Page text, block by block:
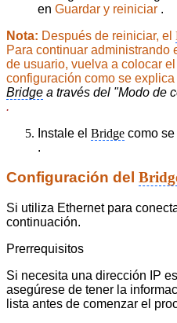
en Guardar y reiniciar .
Nota: Después de reiniciar, el
Para continuar administrando
de usuario, vuelva a colocar el
configuración como se explica
Bridge a través del "Modo de
.
Instale el Bridge como
.
Configuración del
Si utiliza Ethernet para
continuación.
Prerrequisitos
Si necesita una dirección IP
asegúrese de tener la
lista antes de comenzar el